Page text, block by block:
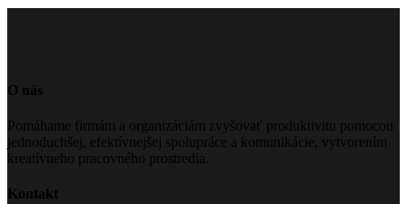
O nás
Pomáhame firmám a organizáciám zvyšovať produktivitu pomocou
jednoduchšej, efektívnejšej spolupráce a komunikácie, vytvorením
kreatívneho pracovného prostredia.
Kontakt